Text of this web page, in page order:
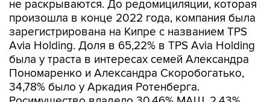
не раскрываются. До редомициляции, которая
произошла в конце 2022 года, компания была
зарегистрирована на Кипре с названием TPS
Avia Holding. Доля в 65,22% в TPS Avia Holding
была у траста в интересах семей Александра
Пономаренко и Александра Скоробогатько,
34,78% было у Аркадия Ротенберга.